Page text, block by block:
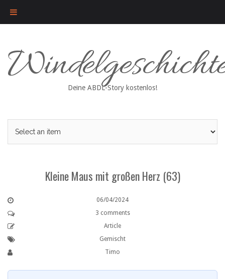
content
Deine ABDL-Story kostenlos!
Kleine Maus mit großen Herz (63)
06/04/2024
3 comments
Article
Gemischt
Timo